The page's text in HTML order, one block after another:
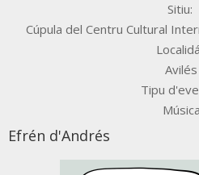
Sitiu:
Cúpula del Centru Cultural
Avilés
Tipu
Música
Efrén d'Andrés